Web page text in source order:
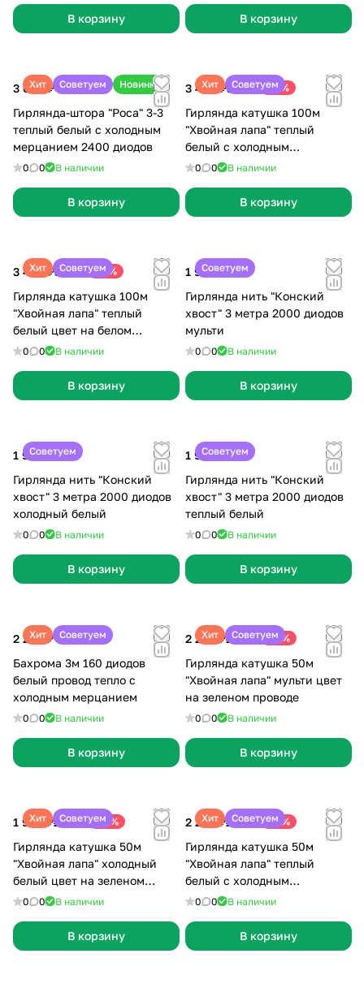
В корзину В корзину
Хит Советуем Новинка
3 000 ₽
Гирлянда-штора "Роса" 3-3
теплый белый с холодным
мерцанием 2400 диодов
0 0 В наличии
В корзину
Хит Советуем
3 490 ₽3 999 ₽ -13%
Гирлянда катушка 100м
"Хвойная лапа" теплый
белый c холодным
мерцанием цвет на зеленом
0 0 В наличии
В корзину
Хит Советуем
3 490 ₽3 999 ₽ -13%
Гирлянда катушка 100м
"Хвойная лапа" теплый
белый цвет на белом
проводе
0 0 В наличии
В корзину
Советуем
1 999 ₽
Гирлянда нить "Конский
хвост" 3 метра 2000 диодов
мульти
0 0 В наличии
В корзину
Советуем
1 999 ₽
Гирлянда нить "Конский
хвост" 3 метра 2000 диодов
холодный белый
0 0 В наличии
В корзину
Советуем
1 999 ₽
Гирлянда нить "Конский
хвост" 3 метра 2000 диодов
теплый белый
0 0 В наличии
В корзину
Хит Советуем
2 299 ₽
Бахрома 3м 160 диодов
белый провод тепло с
холодным мерцанием
0 0 В наличии
В корзину
Хит Советуем
2 290 ₽2 800 ₽ -18%
Гирлянда катушка 50м
"Хвойная лапа" мульти цвет
на зеленом проводе
0 0 В наличии
В корзину
Хит Советуем
1 990 ₽2 800 ₽ -29%
Гирлянда катушка 50м
"Хвойная лапа" холодный
белый цвет на зеленом
проводе
0 0 В наличии
В корзину
Хит Советуем
2 290 ₽2 800 ₽ -18%
Гирлянда катушка 50м
"Хвойная лапа" теплый
белый c холодным
мерцанием цвет на зеленом
0 0 В наличии
В корзину